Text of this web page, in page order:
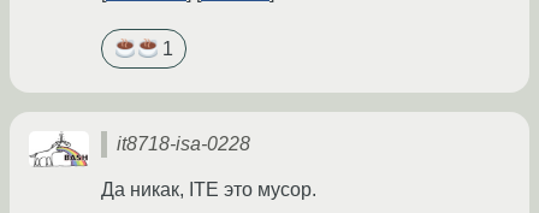
1
it8718-isa-0228
Да никак, ITE это мусор.